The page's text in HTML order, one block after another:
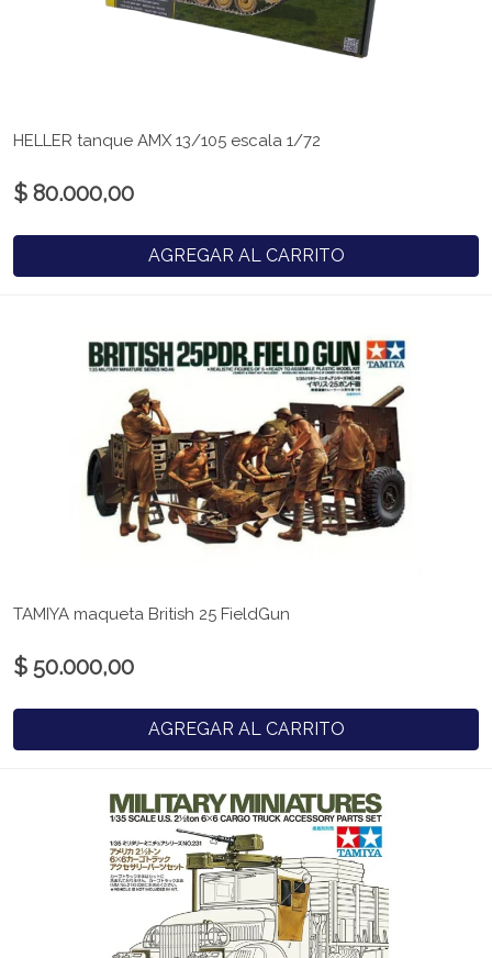
HELLER tanque AMX 13/105 escala 1/72
$ 80.000,00
AGREGAR AL CARRITO
TAMIYA maqueta British 25 FieldGun
$ 50.000,00
AGREGAR AL CARRITO